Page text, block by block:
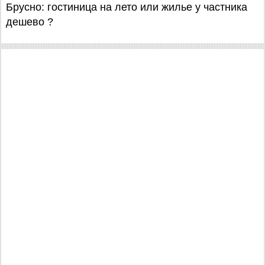
Брусно: гостиница на лето или жилье у частника
дешево ?